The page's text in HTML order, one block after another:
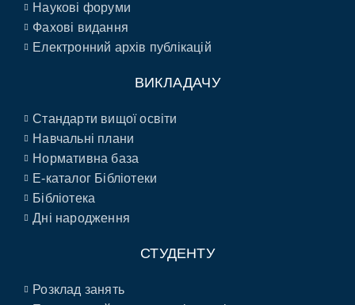
Наукові форуми
Фахові видання
Електронний архів публікацій
ВИКЛАДАЧУ
Стандарти вищої освіти
Навчальні плани
Нормативна база
E-каталог Бібліотеки
Бібліотека
Дні народження
СТУДЕНТУ
Розклад занять